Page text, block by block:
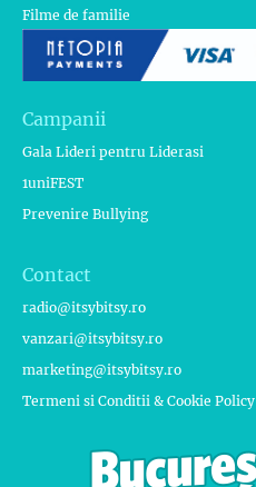
Filme de familie
Campanii
Gala Lideri pentru Liderasi
1uniFEST
Prevenire Bullying
Contact
radio@itsybitsy.ro
vanzari@itsybitsy.ro
marketing@itsybitsy.ro
Termeni si Conditii & Cookie Policy